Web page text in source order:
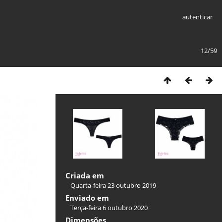
autenticar
12/59
Criada em
Quarta-feira 23 outubro 2019
Enviado em
Terça-feira 6 outubro 2020
Dimensões